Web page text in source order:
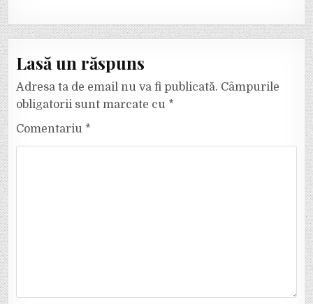
Lasă un răspuns
Adresa ta de email nu va fi publicată. Câmpurile
obligatorii sunt marcate cu *
Comentariu *